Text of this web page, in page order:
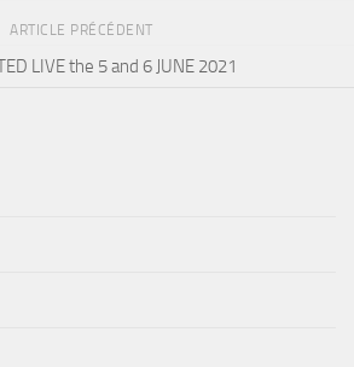
ARTICLE PRÉCÉDENT
LIVE the 5 and 6 JUNE 2021